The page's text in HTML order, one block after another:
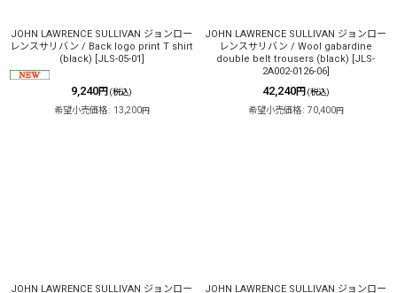
JOHN LAWRENCE SULLIVAN ジョンロー
レンスサリバン / Back logo print T shirt
(black)
JLS-05-01
9,240円 (税込)
希望小売価格: 13,200円
JOHN LAWRENCE SULLIVAN ジョンロー
レンスサリバン / Wool gabardine
double belt trousers (black)
JLS-
2A002-0126-06]
42,240円 (税込)
希望小売価格: 70,400円
JOHN LAWRENCE SULLIVAN ジョンロー
JOHN LAWRENCE SULLIVAN ジョンロー